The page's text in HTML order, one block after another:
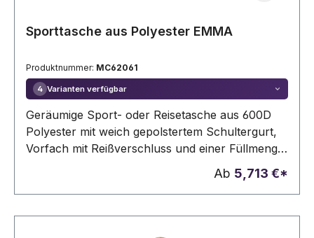
Sporttasche aus Polyester EMMA
Produktnummer: MC62061
4 Varianten verfügbar
Geräumige Sport- oder Reisetasche aus 600D
Polyester mit weich gepolstertem Schultergurt,
Vorfach mit Reißverschluss und einer Füllmenge
von 54 Litern. Ihre Werbung drucken wir
zentriert auf die Vortasche zwischen den
schwarzen Streifen.
Ab 5,713 €*